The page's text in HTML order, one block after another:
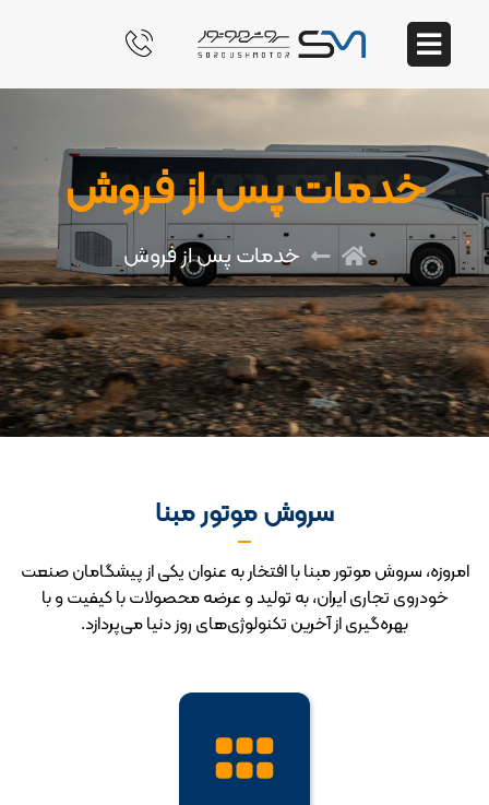
خدمات پس از فروش
خدمات پس از فروش
سروش موتور مبنا
امروزه، سروش موتور مبنا با افتخار به عنوان یکی از پیشگامان صنعت
خودروی تجاری ایران، به تولید و عرضه محصولات با کیفیت و با
بهره‌گیری از آخرین تکنولوژی‌های روز دنیا می‌پردازد.